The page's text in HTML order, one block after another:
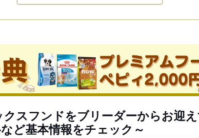
スフンドをブリーダーからお迎
ど基本情報をチェック～